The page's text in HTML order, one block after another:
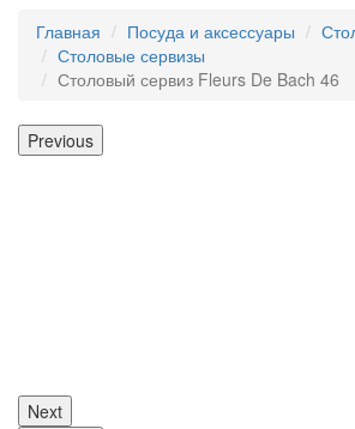
Главная
Посуда и аксессуары
Столовые сервизы
Столовый сервиз Fleurs De Bach 46
Previous
Next